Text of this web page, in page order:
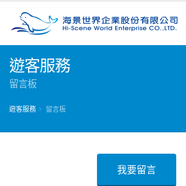
遊客服務
留言板
遊客服務 留言板
我要留言